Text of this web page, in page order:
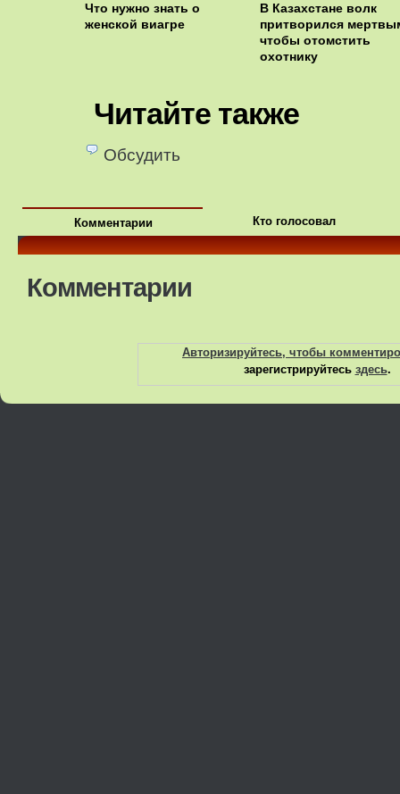
Что нужно знать о
женской виагре
В Казахстане волк
притворился
чтобы отомстить
охотнику
Читайте также
Обсудить
Комментарии Кто голосовал
Комментарии
Авторизируйтесь, чтобы
зарегистрируйтесь здесь.